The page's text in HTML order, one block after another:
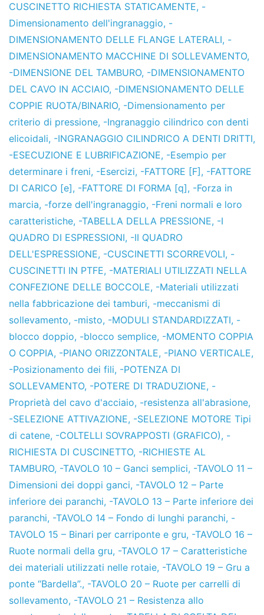
CUSCINETTO RICHIESTA STATICAMENTE, -
Dimensionamento dell'ingranaggio, -
DIMENSIONAMENTO DELLE FLANGE LATERALI, -
DIMENSIONAMENTO MACCHINE DI SOLLEVAMENTO,
-DIMENSIONE DEL TAMBURO, -DIMENSIONAMENTO
DEL CAVO IN ACCIAIO, -DIMENSIONAMENTO DELLE
COPPIE RUOTA/BINARIO, -Dimensionamento per
criterio di pressione, -Ingranaggio cilindrico con denti
elicoidali, -INGRANAGGIO CILINDRICO A DENTI DRITTI,
-ESECUZIONE E LUBRIFICAZIONE, -Esempio per
determinare i freni, -Esercizi, -FATTORE [F] , -FATTORE
DI CARICO [e], -FATTORE DI FORMA [q], -Forza in
marcia, -forze dell'ingranaggio, -Freni normali e loro
caratteristiche, -TABELLA DELLA PRESSIONE, -I
QUADRO DI ESPRESSIONI, -II QUADRO
DELL'ESPRESSIONE, -CUSCINETTI SCORREVOLI, -
CUSCINETTI IN PTFE, -MATERIALI UTILIZZATI NELLA
CONFEZIONE DELLE BOCCOLE, -Materiali utilizzati
nella fabbricazione dei tamburi, -meccanismi di
sollevamento, -misto, -MODULI STANDARDIZZATI, -
blocco doppio, -blocco semplice, -MOMENTO COPPIA
O COPPIA, -PIANO ORIZZONTALE, -PIANO VERTICALE,
-Posizionamento dei fili, -POTENZA DI
SOLLEVAMENTO, -POTERE DI TRADUZIONE, -
Proprietà del cavo d'acciaio, -resistenza all'abrasione,
-SELEZIONE ATTIVAZIONE, -SELEZIONE MOTORE Tipi
di catene, -COLTELLI SOVRAPPOSTI (GRAFICO), -
RICHIESTA DI CUSCINETTO, -RICHIESTE AL
TAMBURO, -TAVOLO 10 – Ganci semplici, -TAVOLO 11 –
Dimensioni dei doppi ganci, -TAVOLO 12 – Parte
inferiore dei paranchi, -TAVOLO 13 – Parte inferiore dei
paranchi, -TAVOLO 14 – Fondo di lunghi paranchi, -
TAVOLO 15 – Binari per carriponte e gru, -TAVOLO 16 –
Ruote normali della gru, -TAVOLO 17 – Caratteristiche
dei materiali utilizzati nelle rotaie, -TAVOLO 19 – Gru a
ponte “Bardella”., -TAVOLO 20 – Ruote per carrelli di
sollevamento, -TAVOLO 21 – Resistenza allo